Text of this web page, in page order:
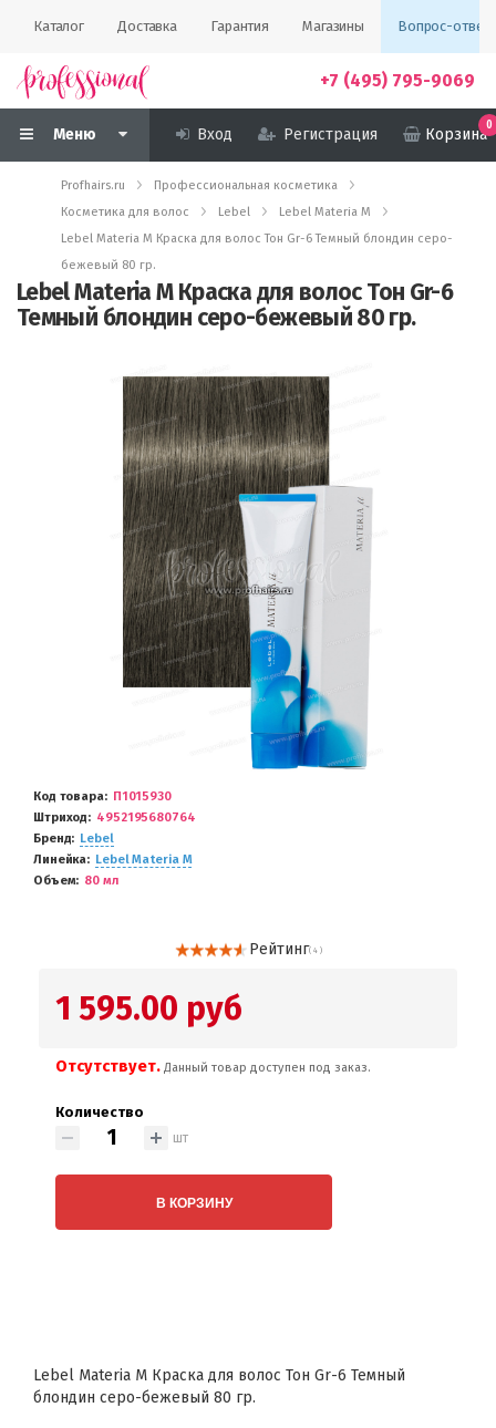
Каталог Доставка Гарантия Магазины Вопрос-ответ
+7 (495) 795-9069
Меню Вход Регистрация Корзина
0
Profhairs.ru
Профессиональная косметика
Косметика для волос
Lebel
Lebel Materia M
Lebel Materia M Краска для волос Тон Gr-6 Темный блондин серо-
бежевый 80 гр.
Lebel Materia M Краска для волос Тон Gr-6
Темный блондин серо-бежевый 80 гр.
Код товара
П1015930
Штриход
4952195680764
Бренд
Lebel
Линейка
Lebel Materia M
Объем
80 мл
Рейтинг( 4 )
1 595.00 руб
Отсутствует. Данный товар доступен под заказ.
Количество
шт
В КОРЗИНУ
Lebel Materia M Краска для волос Тон Gr-6 Темный
блондин серо-бежевый 80 гр.